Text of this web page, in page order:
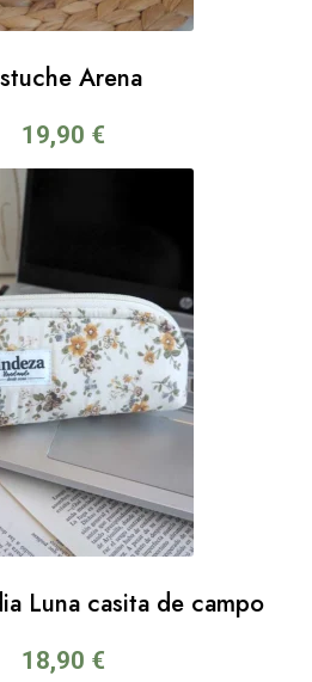
Arena
19,90 €
Luna casita de campo
18,90 €